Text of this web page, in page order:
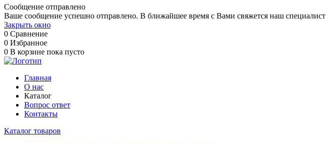
Сообщение отправлено
Ваше сообщение успешно отправлено. В ближайшее время с Вами свяжется наш специалист
Закрыть окно
0 Сравнение
0 Избранное
0 В корзине пока пусто
Главная
О нас
Каталог
Вопрос ответ
Контакты
Каталог товаров